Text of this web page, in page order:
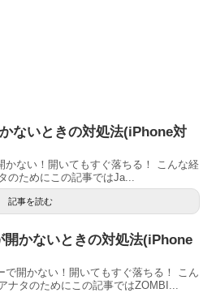
ないときの対処法(iPhone対
ない！開いてもすぐ落ちる！ こんな経
のためにこの記事ではJa...
記事を読む
開かないときの対処法(iPhone
開かない！開いてもすぐ落ちる！ こん
ナタのためにこの記事ではZOMBI...